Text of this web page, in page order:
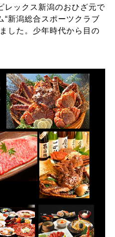
レックス新潟のおひざ元で
“新潟総合スポーツクラブ
した。少年時代から目の